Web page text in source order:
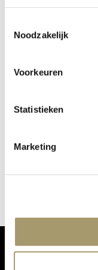
Noodzakelijk
Voorkeuren
Statistieken
Marketing